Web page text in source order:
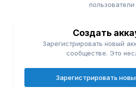
пользователи
Создать
Зарегистрировать новый
сообществе. Это
Зарегистрировать